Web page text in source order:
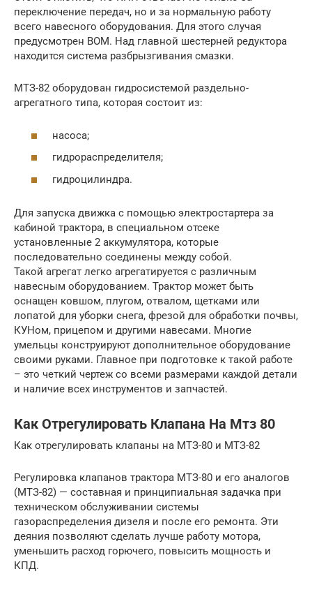
переключение передач, но и за нормальную работу
всего навесного оборудования. Для этого случая
предусмотрен ВОМ. Над главной шестерней редуктора
находится система разбрызгивания смазки.
МТЗ-82 оборудован гидросистемой раздельно-
агрегатного типа, которая состоит из:
насоса;
гидрораспределителя;
гидроцилиндра.
Для запуска движка с помощью электростартера за
кабиной трактора, в специальном отсеке
установленные 2 аккумулятора, которые
последовательно соединены между собой.
Такой агрегат легко агрегатируется с различным
навесным оборудованием. Трактор может быть
оснащен ковшом, плугом, отвалом, щетками или
лопатой для уборки снега, фрезой для обработки почвы,
КУНом, прицепом и другими навесами. Многие
умельцы конструируют дополнительное оборудование
своими руками. Главное при подготовке к такой работе
– это четкий чертеж со всеми размерами каждой детали
и наличие всех инструментов и запчастей.
Как Отрегулировать Клапана На Мтз 80
Как отрегулировать клапаны на МТЗ-80 и МТЗ-82
Регулировка клапанов трактора МТЗ-80 и его аналогов
(МТЗ-82) — составная и принципиальная задачка при
техническом обслуживании системы
газораспределения дизеля и после его ремонта. Эти
деяния позволяют сделать лучше работу мотора,
уменьшить расход горючего, повысить мощность и
КПД.